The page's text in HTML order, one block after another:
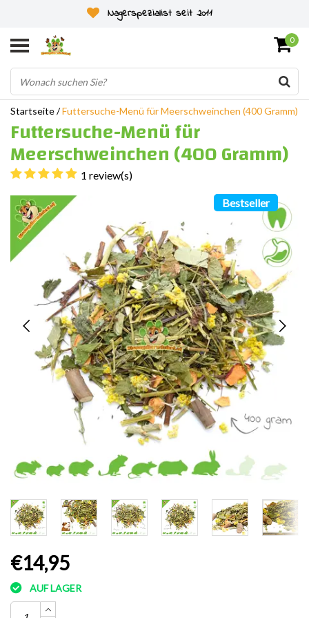
Nagerspezialist seit 2011
0
Startseite/Futtersuche-Menü für Meerschweinchen (400 Gramm)
Futtersuche-Menü für
Meerschweinchen (400 Gramm)
1 review(s)
Bestseller
€14,95
AUF LAGER